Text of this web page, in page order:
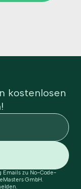
kostenlosen
Emails zu No-Code-
GmbH.